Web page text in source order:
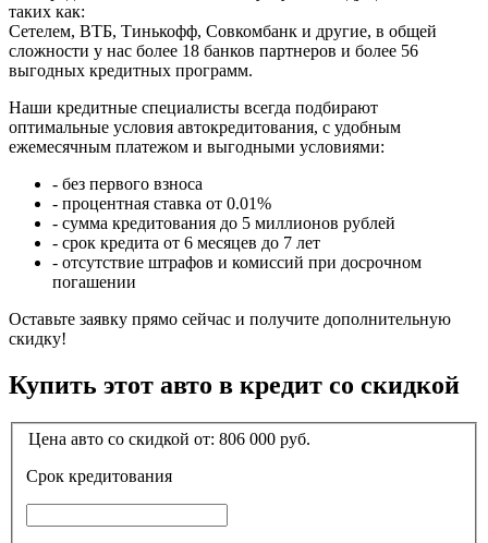
таких как:
Сетелем, ВТБ, Тинькофф, Совкомбанк и другие, в общей
сложности у нас более 18 банков партнеров и более 56
выгодных кредитных программ.
Наши кредитные специалисты всегда подбирают
оптимальные условия автокредитования, с удобным
ежемесячным платежом и выгодными условиями:
- без первого взноса
- процентная ставка от 0.01%
- сумма кредитования до 5 миллионов рублей
- срок кредита от 6 месяцев до 7 лет
- отсутствие штрафов и комиссий при досрочном
погашении
Оставьте заявку прямо сейчас и получите дополнительную
скидку!
Купить этот авто в кредит со скидкой
Цена авто со скидкой от: 806 000 руб.
Срок кредитования